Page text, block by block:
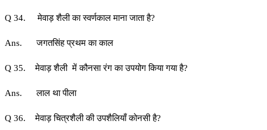
Q 34. मेवाड़ शैली का स्वर्णकाल माना जाता है?
Ans. जगतसिंह प्रथम का काल
Q 35. मेवाड़ शैली में कौनसा रंग का उपयोग किया गया है?
Ans. लाल था पीला
Q 36. मेवाड़ चित्रशैली की उपशैलियाँ कोनसी है?